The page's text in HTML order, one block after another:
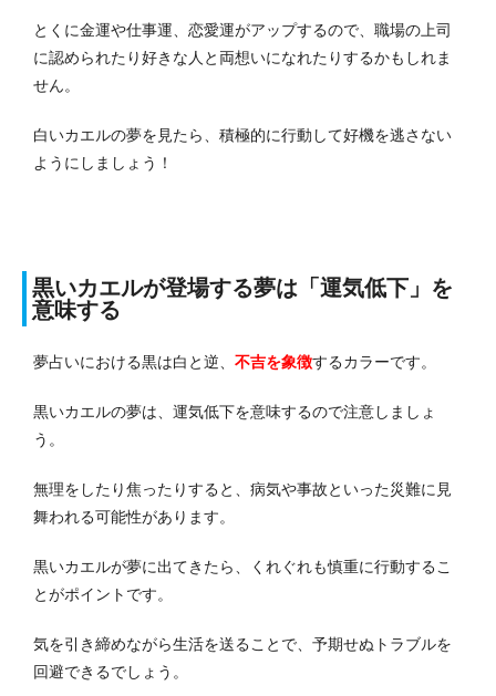
とくに金運や仕事運、恋愛運がアップするので、職場の上司
に認められたり好きな人と両想いになれたりするかもしれま
せん。
白いカエルの夢を見たら、積極的に行動して好機を逃さない
ようにしましょう！
黒いカエルが登場する夢は「運気低下」を
意味する
夢占いにおける黒は白と逆、 不吉を象徴するカラーです。
黒いカエルの夢は、運気低下を意味するので注意しましょ
う。
無理をしたり焦ったりすると、病気や事故といった災難に見
舞われる可能性があります。
黒いカエルが夢に出てきたら、くれぐれも慎重に行動するこ
とがポイントです。
気を引き締めながら生活を送ることで、予期せぬトラブルを
回避できるでしょう。